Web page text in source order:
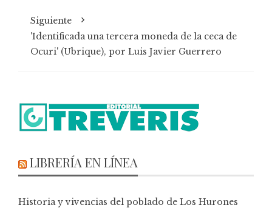
Siguiente
'Identificada una tercera moneda de la ceca de
Ocuri' (Ubrique), por Luis Javier Guerrero
LIBRERÍA EN LÍNEA
Historia y vivencias del poblado de Los Hurones